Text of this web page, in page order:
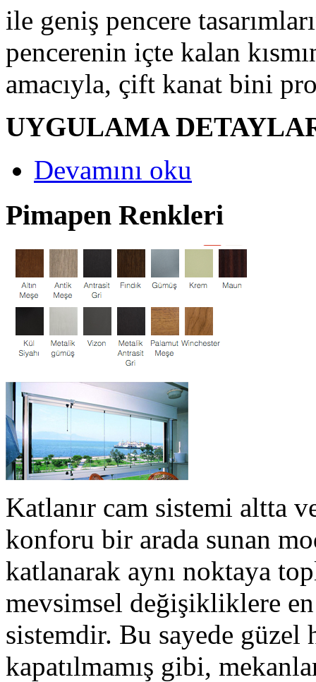
ile geniş pencere
pencerenin içte kalan
amacıyla, çift kanat bini
UYGULAMA
Devamını oku
Pimapen Renkleri
Katlanır cam sistemi altta
konforu bir arada sunan
katlanarak aynı noktaya
mevsimsel değişikliklere
sistemdir. Bu sayede güzel
kapatılmamış gibi,